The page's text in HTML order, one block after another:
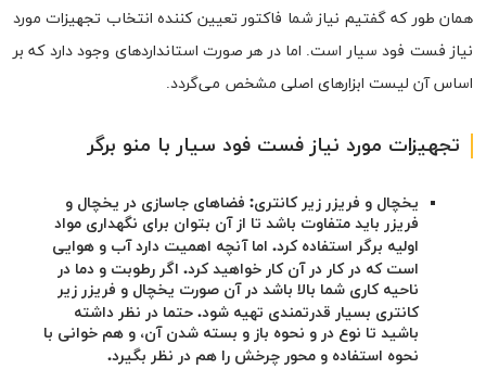
همان طور که گفتیم نیاز شما فاکتور تعیین کننده انتخاب تجهیزات مورد
نیاز فست فود سیار است. اما در هر صورت استانداردهای وجود دارد که بر
اساس آن لیست ابزارهای اصلی مشخص می‌گردد.
تجهیزات مورد نیاز فست فود سیار با منو برگر
یخچال و فریزر زیر کانتری: فضاهای جاسازی در یخچال و
فریزر باید متفاوت باشد تا از آن بتوان برای نگهداری مواد
اولیه برگر استفاده کرد. اما آنچه اهمیت دارد آب و هوایی
است که در کار در آن کار خواهید کرد. اگر رطوبت و دما در
ناحیه کاری شما بالا باشد در آن صورت یخچال و فریزر زیر
کانتری بسیار قدرتمندی تهیه شود. حتما در نظر داشته
باشید تا نوع در و نحوه باز و بسته شدن آن، و هم خوانی با
نحوه استفاده و محور چرخش را هم در نظر بگیرد.